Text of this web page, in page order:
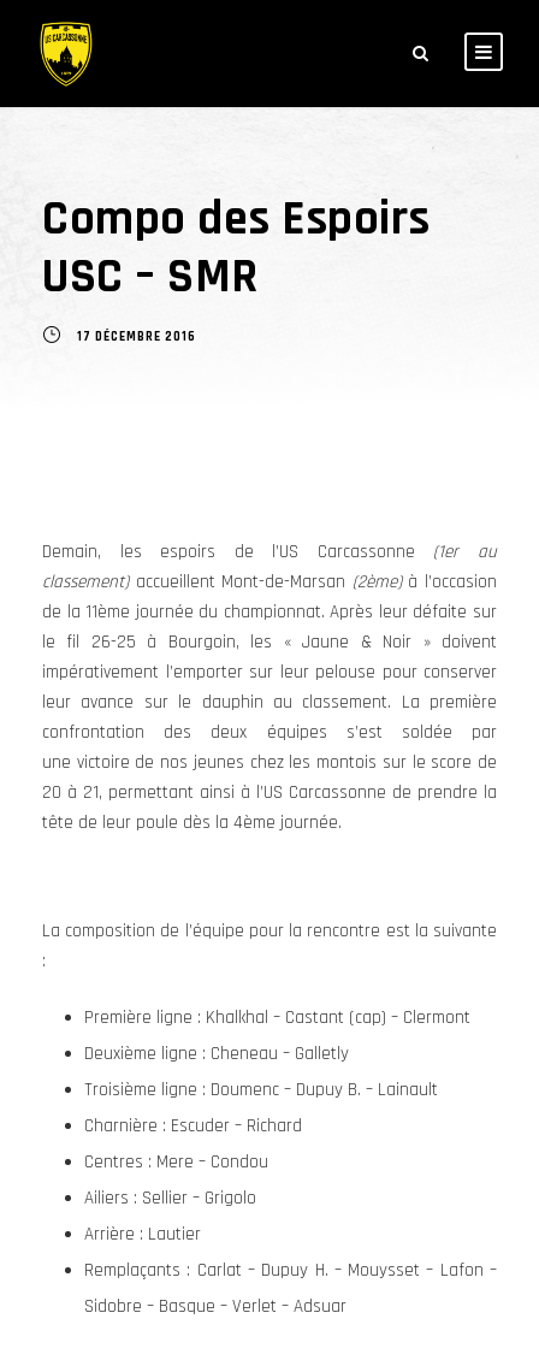
Compo des Espoirs
USC – SMR
17 DÉCEMBRE 2016
Demain, les espoirs de l’US Carcassonne (1er au
classement)accueillent Mont-de-Marsan (2ème)à l’occasion
de la 11ème journée du championnat. Après leur défaite sur
le fil 26-25 à Bourgoin, les « Jaune & Noir » doivent
impérativement l’emporter sur leur pelouse pour conserver
leur avance sur le dauphin au classement. La première
confrontation des deux équipes s’est soldée par
une victoire de nos jeunes chez les montois sur le score de
20 à 21, permettant ainsi à l’US Carcassonne de prendre la
tête de leur poule dès la 4ème journée.
La composition de l’équipe pour la rencontre est la suivante
:
Première ligne : Khalkhal – Castant (cap) – Clermont
Deuxième ligne : Cheneau – Galletly
Troisième ligne : Doumenc – Dupuy B. – Lainault
Charnière : Escuder – Richard
Centres : Mere – Condou
Ailiers : Sellier – Grigolo
Arrière : Lautier
Remplaçants : Carlat – Dupuy H. – Mouysset – Lafon –
Sidobre – Basque – Verlet – Adsuar